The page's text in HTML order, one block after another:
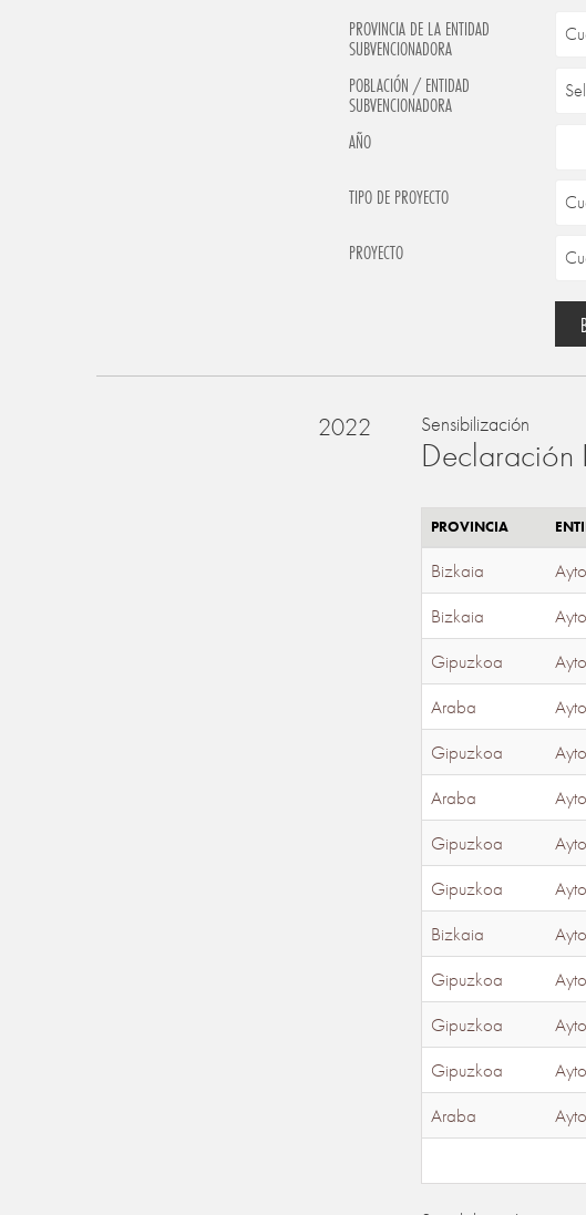
PROVINCIA DE LA ENTIDAD
SUBVENCIONADORA
POBLACIÓN / ENTIDAD
SUBVENCIONADORA
AÑO
TIPO DE PROYECTO
PROYECTO
2022 Sensibilización
Declaración
PROVINCIA
Bizkaia
Bizkaia
Gipuzkoa
Araba
Gipuzkoa
Araba
Gipuzkoa
Gipuzkoa
Bizkaia
Gipuzkoa
Gipuzkoa
Gipuzkoa
Araba